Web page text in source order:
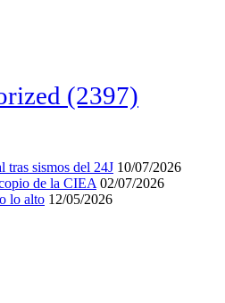
(2397)
tras sismos del 24J 10/07/2026
de la CIEA 02/07/2026
lo alto 12/05/2026